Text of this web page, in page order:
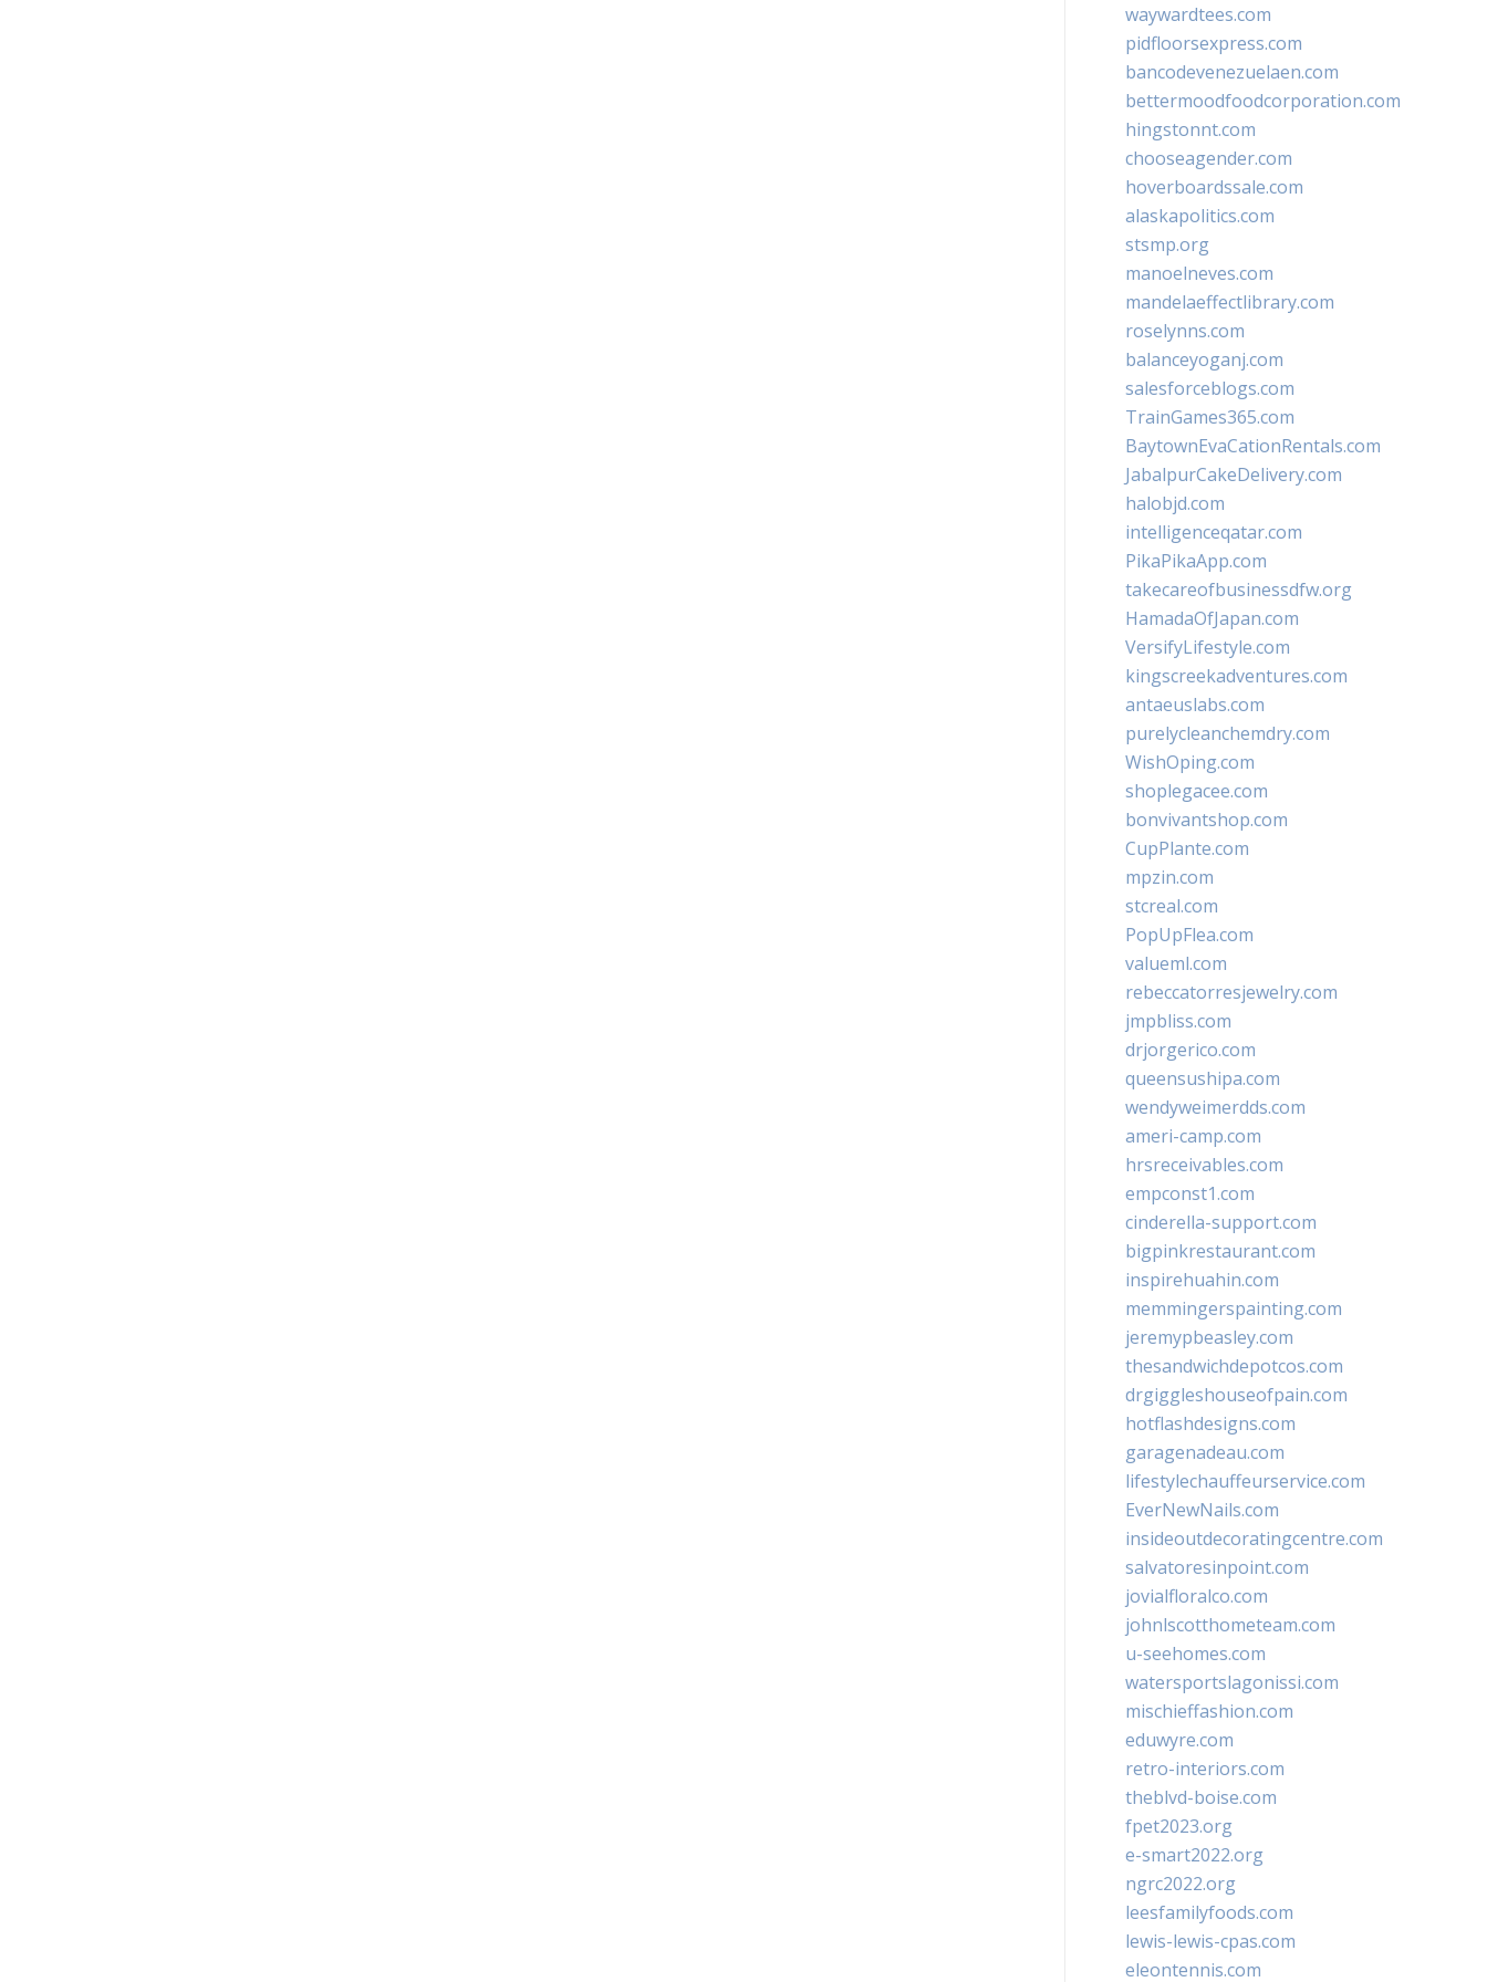
waywardtees.com
pidfloorsexpress.com
bancodevenezuelaen.com
bettermoodfoodcorporation.com
hingstonnt.com
chooseagender.com
hoverboardssale.com
alaskapolitics.com
stsmp.org
manoelneves.com
mandelaeffectlibrary.com
roselynns.com
balanceyoganj.com
salesforceblogs.com
TrainGames365.com
BaytownEvaCationRentals.com
JabalpurCakeDelivery.com
halobjd.com
intelligenceqatar.com
PikaPikaApp.com
takecareofbusinessdfw.org
HamadaOfJapan.com
VersifyLifestyle.com
kingscreekadventures.com
antaeuslabs.com
purelycleanchemdry.com
WishOping.com
shoplegacee.com
bonvivantshop.com
CupPlante.com
mpzin.com
stcreal.com
PopUpFlea.com
valueml.com
rebeccatorresjewelry.com
jmpbliss.com
drjorgerico.com
queensushipa.com
wendyweimerdds.com
ameri-camp.com
hrsreceivables.com
empconst1.com
cinderella-support.com
bigpinkrestaurant.com
inspirehuahin.com
memmingerspainting.com
jeremypbeasley.com
thesandwichdepotcos.com
drgiggleshouseofpain.com
hotflashdesigns.com
garagenadeau.com
lifestylechauffeurservice.com
EverNewNails.com
insideoutdecoratingcentre.com
salvatoresinpoint.com
jovialfloralco.com
johnlscotthometeam.com
u-seehomes.com
watersportslagonissi.com
mischieffashion.com
eduwyre.com
retro-interiors.com
theblvd-boise.com
fpet2023.org
e-smart2022.org
ngrc2022.org
leesfamilyfoods.com
lewis-lewis-cpas.com
eleontennis.com